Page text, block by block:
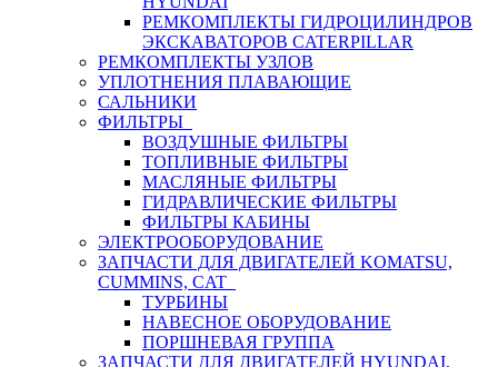
РЕМКОМПЛЕКТЫ ГИДРОЦИЛИНДРОВ
ЭКСКАВАТОРОВ CATERPILLAR
РЕМКОМПЛЕКТЫ УЗЛОВ
УПЛОТНЕНИЯ ПЛАВАЮЩИЕ
САЛЬНИКИ
ФИЛЬТРЫ
ВОЗДУШНЫЕ ФИЛЬТРЫ
ТОПЛИВНЫЕ ФИЛЬТРЫ
МАСЛЯНЫЕ ФИЛЬТРЫ
ГИДРАВЛИЧЕСКИЕ ФИЛЬТРЫ
ФИЛЬТРЫ КАБИНЫ
ЭЛЕКТРООБОРУДОВАНИЕ
ЗАПЧАСТИ ДЛЯ ДВИГАТЕЛЕЙ KOMATSU,
CUMMINS, CAT
ТУРБИНЫ
НАВЕСНОЕ ОБОРУДОВАНИЕ
ПОРШНЕВАЯ ГРУППА
ЗАПЧАСТИ ДЛЯ ДВИГАТЕЛЕЙ HYUNDAI,